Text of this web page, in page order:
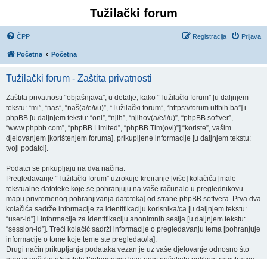
Tužilački forum
ČPP Prijava
Registracija
Početna Početna
Tužilački forum - Zaštita privatnosti
Zaštita privatnosti “objašnjava”, u detalje, kako “Tužilački forum” [u daljnjem
tekstu: “mi”, “nas”, “naš(a/e/i/u)”, “Tužilački forum”, “https://forum.utfbih.ba”] i
phpBB [u daljnjem tekstu: “oni”, “njih”, “njihov(a/e/i/u)”, “phpBB softver”,
“www.phpbb.com”, “phpBB Limited”, “phpBB Tim(ovi)”] “koriste”, vašim
djelovanjem [korištenjem foruma], prikupljene informacije [u daljnjem tekstu:
tvoji podatci].
Podatci se prikupljaju na dva načina.
Pregledavanje “Tužilački forum” uzrokuje kreiranje [više] kolačića [male
tekstualne datoteke koje se pohranjuju na vaše računalo u preglednikovu
mapu privremenog pohranjivanja datoteka] od strane phpBB softvera. Prva dva
kolačića sadrže informacije za identifikaciju korisnika/ca [u daljnjem tekstu:
“user-id”] i informacije za identifikaciju anonimnih sesija [u daljnjem tekstu:
“session-id”]. Treći kolačić sadrži informacije o pregledavanju tema [pohranjuje
informacije o tome koje teme ste pregledao/la].
Drugi način prikupljanja podataka vezan je uz vaše djelovanje odnosno što